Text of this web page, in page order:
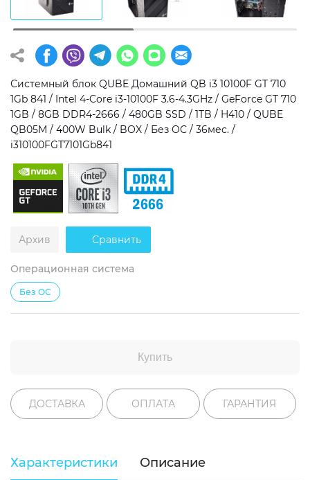
Операционная система
Windows 11 Home
Windows 11 Pro
Без ОС
Тип накопителя
SSD
HDD
SSD + HDD
Дополнительно
RGB-подсветка
Разблокированный множитель CPU
Сверхбыстрый M.2 SSD NVME
Системный блок QUBE Домашний QB i3 10100F GT 710
1Gb 841 / Intel 4-Core i3-10100F 3.6-4.3GHz / GeForce GT 710
1GB / 8GB DDR4-2666 / 480GB SSD / 1TB / H410 / QUBE
QB05M / 400W Bulk / BOX / Без ОС / 36мес. /
i310100FGT7101Gb841
Архив Сравнить
Операционная система
Без ОС
Купить
ДОСТАВКА ОПЛАТА ГАРАНТИЯ
Характеристики Описание